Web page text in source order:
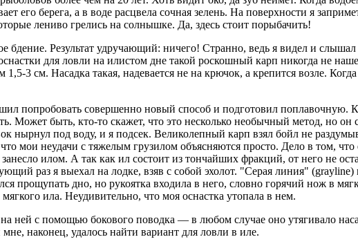
его берега, а в воде расцвела сочная зелень. На по­верхности я
лениво грелись на солнышке. Да, здесь стоит по­рыбачить!
Результат уд­ручающий: ничего! Странно, ведь я видел и
для ловли на илистом дне такой роскошный карп никогда не
3 см. Насадка такая, надевается не на крючок, а крепится возле.
попробовать со­вершенно новый способ и под­готовил поплавочную.
Может быть, кто-то скажет, что это несколько необычный метод, но он
нырнул под воду, и я подсек. Великолепный карп взял бойл не
мои неудачи с тяжелым грузилом объясняются просто. Дело в том,
илом. А так как ил состоит из тончайших фракций, от него не
раз я выехал на лодке, взяв с собой эхолот. "Серая ли­ния"
прощупать дно, но рукоятка входила в него, словно горячий нож в
ила. Неудивительно, что моя оснастка утопала в нем.
ней с помощью бокового поводка — в любом случае оно утягива­ло
наконец, удалось найти вариант для ловли в иле.